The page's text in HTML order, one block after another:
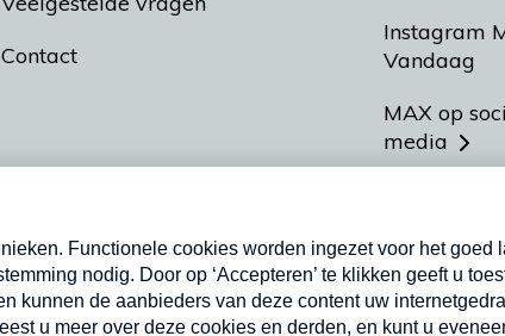
Contact
Instagram
Vandaag
MAX op
media
Meldpunt
Heel